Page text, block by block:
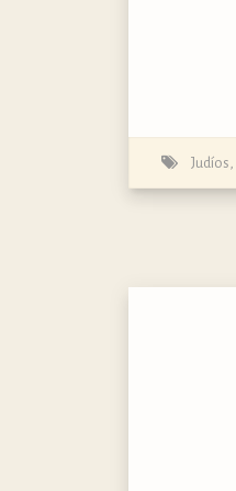
Judíos,